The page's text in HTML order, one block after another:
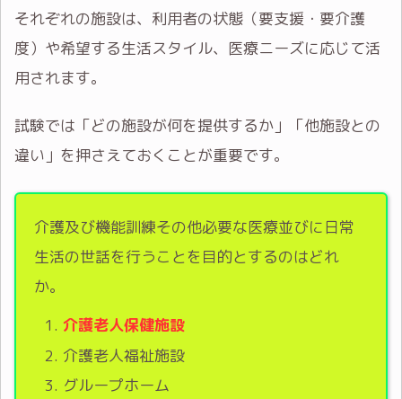
それぞれの施設は、利用者の状態（要支援・要介護
度）や希望する生活スタイル、医療ニーズに応じて活
用されます。
試験では「どの施設が何を提供するか」「他施設との
違い」を押さえておくことが重要です。
介護及び機能訓練その他必要な医療並びに日常
生活の世話を行うことを目的とするのはどれ
か。
介護老人保健施設
介護老人福祉施設
グループホーム